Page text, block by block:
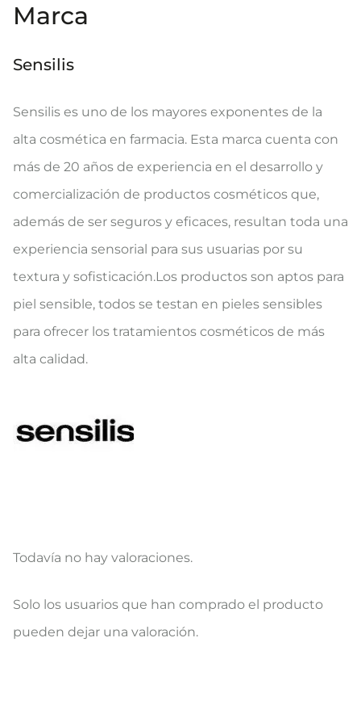
Marca
Sensilis
Sensilis es uno de los mayores exponentes de la
alta cosmética en farmacia. Esta marca cuenta con
más de 20 años de experiencia en el desarrollo y
comercialización de productos cosméticos que,
además de ser seguros y eficaces, resultan toda una
experiencia sensorial para sus usuarias por su
textura y sofisticación.Los productos son aptos para
piel sensible, todos se testan en pieles sensibles
para ofrecer los tratamientos cosméticos de más
alta calidad.
V
a
Todavía no hay valoraciones.
Solo los usuarios que han comprado el producto
pueden dejar una valoración.